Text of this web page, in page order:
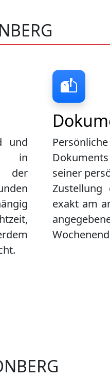
seiner
exakt am
und
in
der